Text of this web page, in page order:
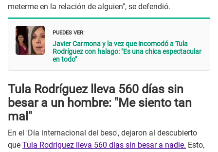
meterme en la relación de alguien", se defendió.
PUEDES VER:
Javier Carmona y la vez que incomodó a Tula
Rodríguez con halago: "Es una chica espectacular
en todo"
Tula Rodríguez lleva 560 días sin
besar a un hombre: "Me siento tan
mal"
En el 'Día internacional del beso', dejaron al descubierto
que Tula Rodríguez lleva 560 días sin besar a nadie. Esto,